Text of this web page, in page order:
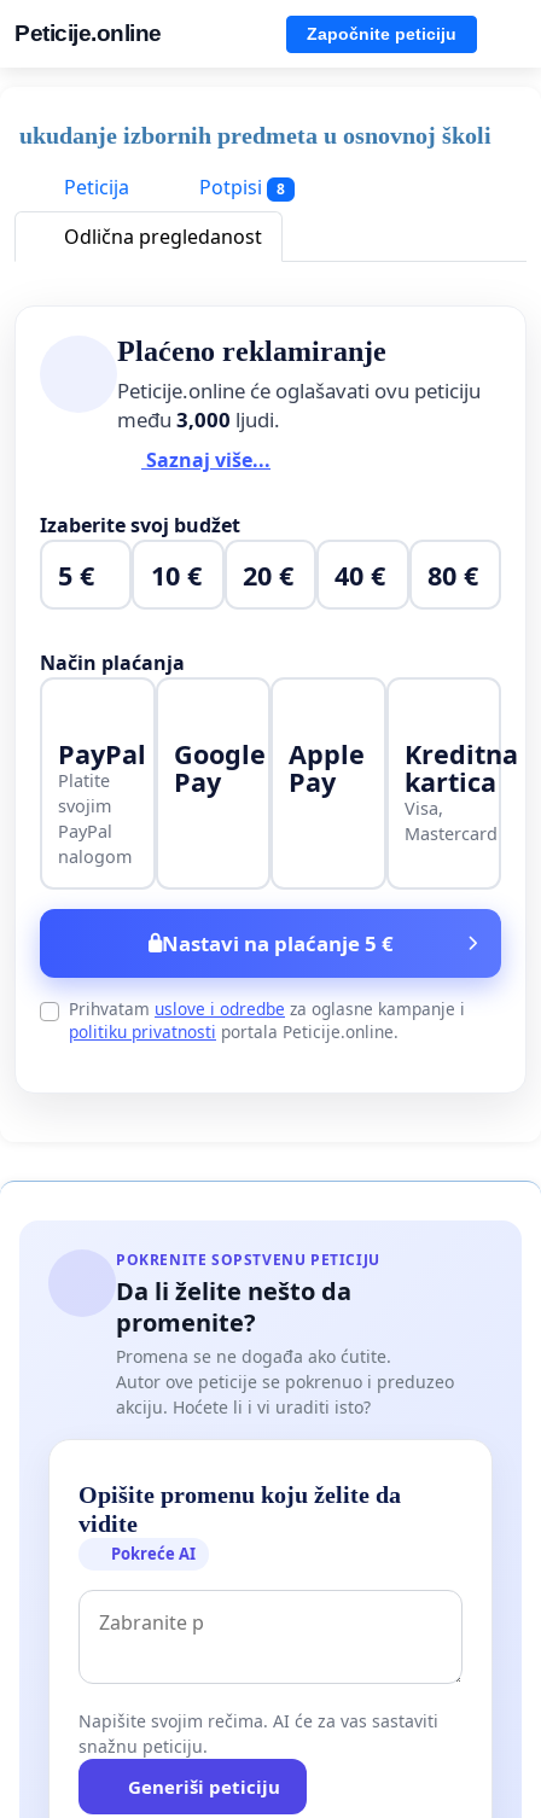
Peticije.online Započnite peticiju
ukudanje izbornih predmeta u osnovnoj školi
Peticija
Potpisi 8
Odlična pregledanost
Plaćeno reklamiranje
Peticije.online će oglašavati ovu peticiju
među 3,000 ljudi.
Saznaj više...
Izaberite svoj budžet
5 € 10 € 20 € 40 € 80 €
Način plaćanja
PayPal
Platite
svojim
PayPal
nalogom
Google
Pay
Apple
Pay
Kreditna
kartica
Visa,
Mastercard
Nastavi na plaćanje 5 €
Prihvatam uslove i odredbe za oglasne kampanje i
politiku privatnosti portala Peticije.online.
POKRENITE SOPSTVENU PETICIJU
Da li želite nešto da
promenite?
Promena se ne događa ako ćutite.
Autor ove peticije se pokrenuo i preduzeo
akciju. Hoćete li i vi uraditi isto?
Opišite promenu koju želite da
vidite
Pokreće AI
Napišite svojim rečima. AI će za vas sastaviti
snažnu peticiju.
Generiši peticiju